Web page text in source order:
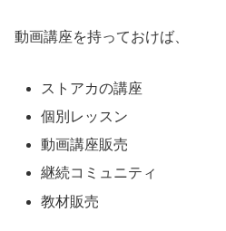
動画講座を持っておけば、
ストアカの講座
個別レッスン
動画講座販売
継続コミュニティ
教材販売